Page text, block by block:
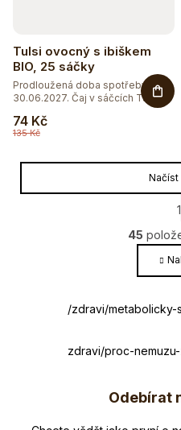
Tulsi ovocný s ibiškem
BIO, 25 sáčky
135 Kč
74 Kč
Prodloužená doba spotřeby do
30.06.2027. Čaj v sáčcích Tulsi...
Načíst
1
45
/zdravi/metabolicky-
zdravi/proc-
Odebírat